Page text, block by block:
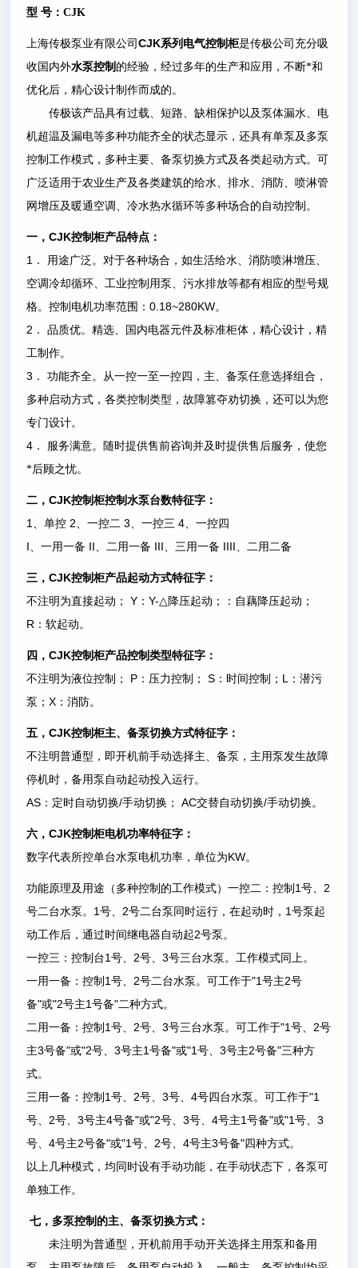
型 号：CJK
上海传极泵业有限公司CJK系列电气控制柜是传极公司充分吸
收国内外水泵控制 的经验，经过多年的生产和应用，不断*和
优化后，精心设计制作而成的。
传极该产品具有过载、短路、缺相保护以及泵体漏水、电
机超温及漏电等多种功能齐全的状态显示，还具有单泵及多泵
控制工作模式，多种主要、备泵切换方式及各类起动方式。可
广泛适用于农业生产及各类建筑的给水、排水、消防、喷淋管
网增压及暖通空调、冷水热水循环等多种场合的自动控制。
一，CJK控制柜产品特点：
1 ．
用途广泛。对于各种场合，如生活给水、消防喷淋增压、
空调冷却循环、工业控制用泵、污水排放等都有相应的型号规
格。控制电机功率范围：0.18~280KW。
2 ．
品质优。精选、国内电器元件及标准柜体，精心设计，精
工制作。
3 ．
功能齐全。从一控一至一控四，主、备泵任意选择组合，
多种启动方式，各类控制类型，故障篡夺劝切换，还可以为您
专门设计。
4 ．
服务满意。随时提供售前咨询并及时提供售后服务，使您
*后顾之忧。
二，CJK控制柜控制水泵台数特征字：
1 、单控 2、一控二 3、一控三 4、一控四
I、一用一备 II、二用一备 III、三用一备 IIII、二用二备
三，CJK控制柜产品起动方式特征字：
不注明为直接起动；
Y ：Y-△ 降压起动； ：自藕降压起动；
R ：软起动。
四，CJK控制柜产品控制类型特征字：
不注明为液位控制；
P ：压力控制； S ：时间控制； L
：潜污
泵；X ：消防。
五，CJK控制柜主、备泵切换方式特征字：
不注明普通型，即开机前手动选择主、备泵，主用泵发生故障
停机时，备用泵自动起动投入运行。
AS ：定时自动切换/手动切换； AC交替自动切换/手动切换。
六，CJK控制柜电机功率特征字：
数字代表所控单台水泵电机功率，单位为KW。
功能原理及用途（多种控制的工作模式）一控二：控制 1号、2
号二台水泵。 1号、2号二台泵同时运行，在起动时， 1号泵起
动工作后，通过时间继电器自动起2号泵。
一控三：控制台1号、2号、3号三台水泵。工作模式同上。
一用一备：控制 1号、2号二台水泵。可工作于"1号主2号
备"或"2号主1号备"二种方式。
二用一备：控制 1号、2号、3号三台水泵。可工作于"1号、2号
主3号备"或"2号、3号主1号备"或"1号、3号主2号备"三种方
式。
三用一备：控制 1号、2号、3号、4号四台水泵。可工作于"1
号、2号、3号主4号备"或"2号、3号、4号主1号备"或"1号、3
号、4号主2号备"或"1号、2号、4号主3号备"四种方式。
以上几种模式，均同时设有手动功能，在手动状态下，各泵可
单独工作。
七，多泵控制的主、备泵切换方式：
未注明为普通型，开机前用手动开关选择主用泵和备用